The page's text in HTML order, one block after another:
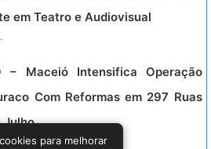
em Teatro e Audiovisual
– Maceió Intensifica Operação
Com Reformas em 297 Ruas
Julho
para melhorar